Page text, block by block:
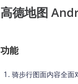
高德地图
功能
骑步行图面内容全面